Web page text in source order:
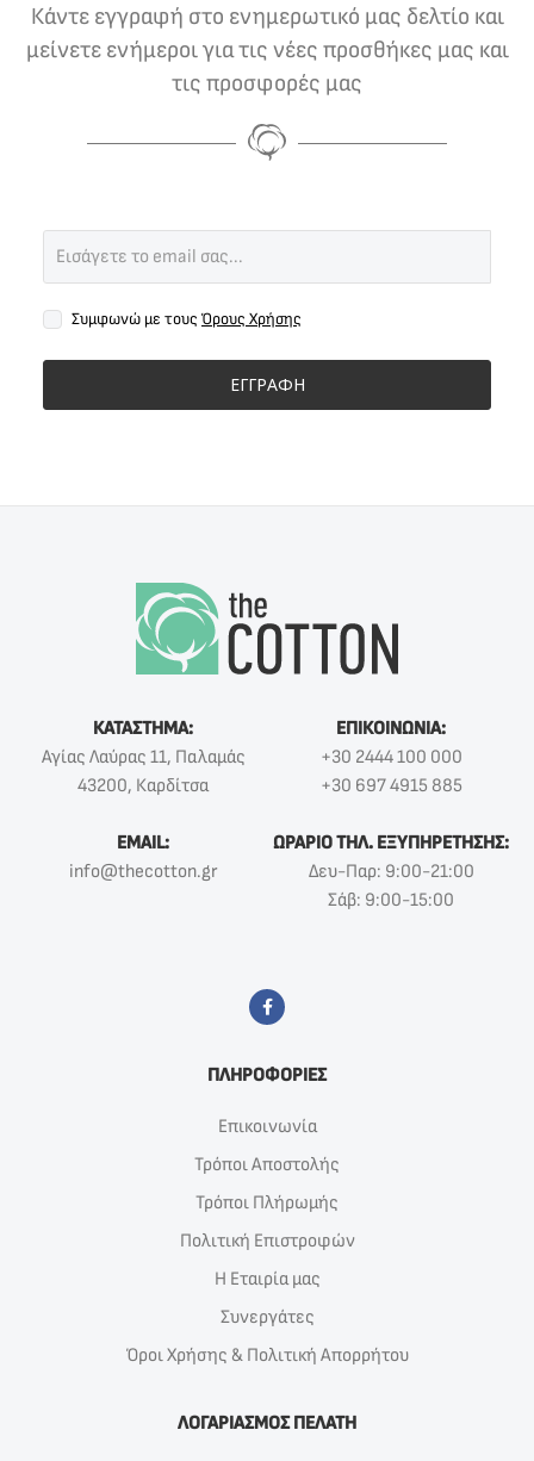
Κάντε εγγραφή στο ενημερωτικό μας δελτίο και
μείνετε ενήμεροι για τις νέες προσθήκες μας και
τις προσφορές μας
Συμφωνώ με τους Όρους Χρήσης
ΕΓΓΡΑΦΗ
ΚΑΤΑΣΤΗΜΑ:
Αγίας Λαύρας 11, Παλαμάς
43200, Καρδίτσα
ΕΠΙΚΟΙΝΩΝΙΑ:
+30 2444 100 000
+30 697 4915 885
EMAIL:
info@thecotton.gr
ΩΡΑΡΙΟ ΤΗΛ. ΕΞΥΠΗΡΕΤΗΣΗΣ:
Δευ-Παρ: 9:00-21:00
Σάβ: 9:00-15:00
ΠΛΗΡΟΦΟΡΙΕΣ
Επικοινωνία
Τρόποι Αποστολής
Τρόποι Πλήρωμής
Πολιτική Επιστροφών
Η Εταιρία μας
Συνεργάτες
Όροι Χρήσης & Πολιτική Απορρήτου
ΛΟΓΑΡΙΑΣΜΟΣ ΠΕΛΑΤΗ